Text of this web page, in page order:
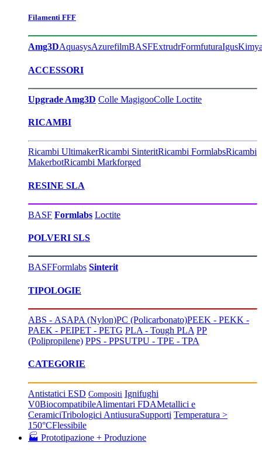
Filamenti FFF
Amg3DAquasysAzurefilmBASFExtrudrFormfuturaIgus
ACCESSORI
Upgrade Amg3D Colle MagigooColle Loctite
RICAMBI
Ricambi UltimakerRicambi SinteritRicambi FormlabsRicambi
MakerbotRicambi Markforged
RESINE SLA
BASF Formlabs Loctite
POLVERI SLS
BASFFormlabs Sinterit
TIPOLOGIE
ABS - ASAPA (Nylon)PC (Policarbonato)PEEK - PEKK -
PAEK - PEIPET - PETG PLA - Tough PLA PP
(Polipropilene) PPS - PPSUTPU - TPE - TPA
CATEGORIE
Antistatici ESD Compositi Ignifughi
V0BiocompatibileAlimentari FDAMetallici e
CeramiciTribologici AntiusuraSupporti Temperatura >
150°CFlessibile
🏭 Prototipazione + Produzione